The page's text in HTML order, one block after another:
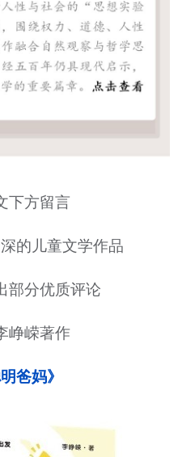
下方留言
的儿童文学作品
部分优质评论
峥嵘著作
明爸妈》